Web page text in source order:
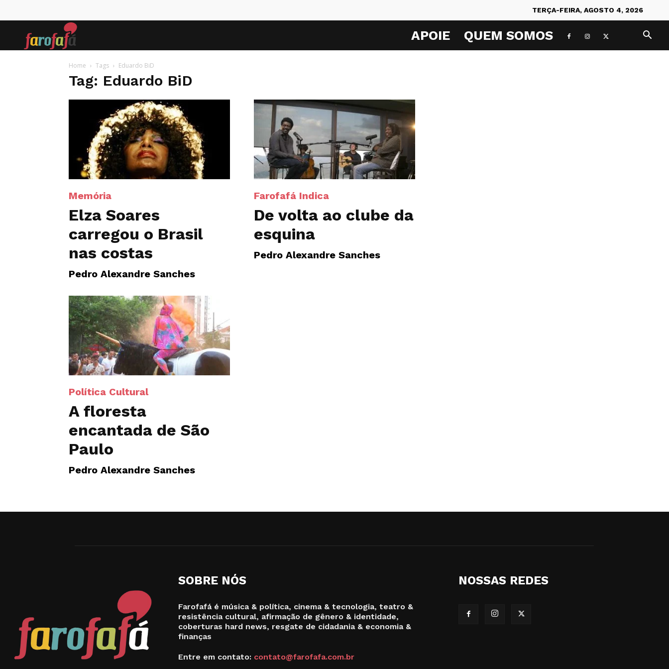
TERÇA-FEIRA, AGOSTO 4, 2026
APOIE QUEM SOMOS
Home Tags Eduardo BiD
Tag: Eduardo BiD
Memória
Elza Soares
carregou o Brasil
nas costas
Pedro Alexandre Sanches
Farofafá Indica
De volta ao clube da
esquina
Pedro Alexandre Sanches
Política Cultural
A floresta
encantada de São
Paulo
Pedro Alexandre Sanches
SOBRE NÓS
Farofafá é música & política, cinema & tecnologia, teatro &
resistência cultural, afirmação de gênero & identidade,
coberturas hard news, resgate de cidadania & economia &
finanças
Entre em contato: contato@farofafa.com.br
NOSSAS REDES